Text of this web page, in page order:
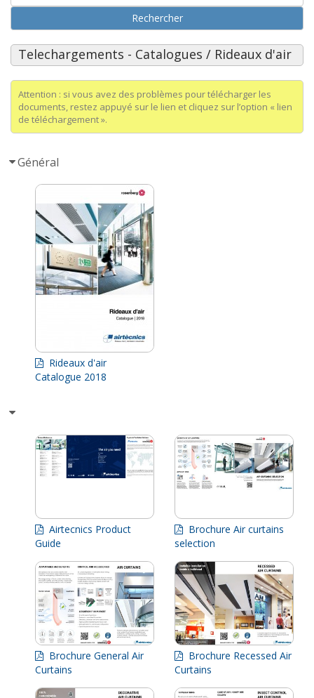
Rechercher
Telechargements - Catalogues / Rideaux d'air
Attention : si vous avez des problèmes pour télécharger les
documents, restez appuyé sur le lien et cliquez sur l’option « lien
de téléchargement ».
Général
Rideaux d'air
Catalogue 2018
Airtecnics Product
Guide
Brochure Air curtains
selection
Brochure General Air
Curtains
Brochure Recessed Air
Curtains